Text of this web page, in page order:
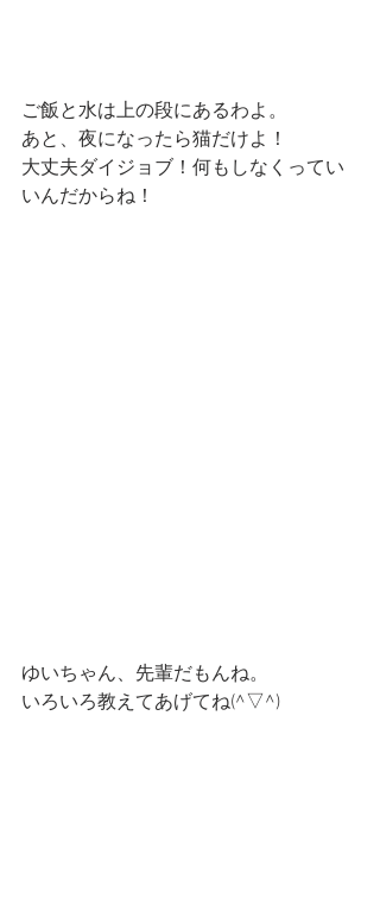
ご飯と水は上の段にあるわよ。
あと、夜になったら猫だけよ！
大丈夫ダイジョブ！何もしなくってい
いんだからね！
ゆいちゃん、先輩だもんね。
いろいろ教えてあげてね(^▽^)